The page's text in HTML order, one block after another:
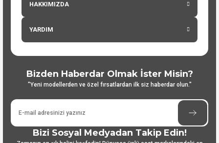
HAKKIMIZDA
YARDIM
Bizden Haberdar Olmak İster Misin?
"Yeni modellerden ve özel fırsatlardan ilk siz haberdar olun."
Bizi Sosyal Medyadan Takip Edin!